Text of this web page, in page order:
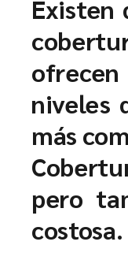
Existen
niveles
más
pero
costosa.